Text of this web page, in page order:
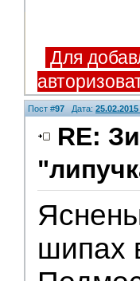
Для
Пост #97 Дата:
RE:
шипах